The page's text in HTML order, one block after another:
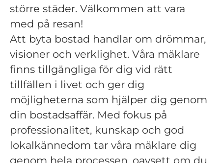
större städer. Välkommen att vara
med på resan!
Att byta bostad handlar om drömmar,
visioner och verklighet. Våra mäklare
finns tillgängliga för dig vid rätt
tillfällen i livet och ger dig
möjligheterna som hjälper dig genom
din bostadsaffär. Med fokus på
professionalitet, kunskap och god
lokalkännedom tar våra mäklare dig
genom hela processen, oavsett om du